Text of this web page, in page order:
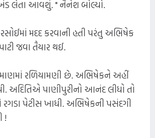
લેતા આવશું. " નૈનેશ બોલ્યો.
મદદ કરવાની હતી પરંતુ અભિષેક
જવા તૈયાર થઈ.
રળિયામણી છે. અભિષેકને અહીં
પાણીપુરીનો આનંદ લીધો તો
પેટીસ ખાધી. અભિષેકની પસંદગી
!